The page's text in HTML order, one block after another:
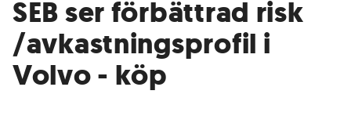
SEB ser förbättrad risk
/avkastningsprofil i
Volvo - köp